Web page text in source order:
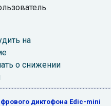
на
о снижении
диктофона Edic-mini